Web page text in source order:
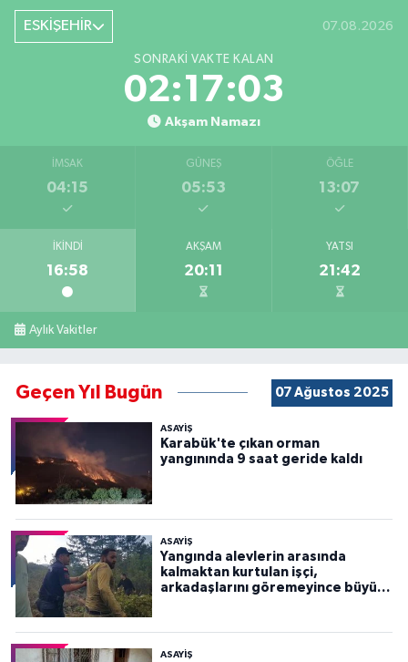
ESKİŞEHİR 07.08.2026
SONRAKI VAKTE KALAN
02:17:02
Akşam Namazı
İMSAK
04:15
GÜNEŞ
05:53
ÖĞLE
13:07
İKINDI
16:58
AKŞAM
20:11
YATSI
21:42
Aylık Vakitler
Geçen Yıl Bugün 07 Ağustos 2025
ASAYİŞ
Karabük'te çıkan orman
yangınında 9 saat geride kaldı
ASAYİŞ
Yangında alevlerin arasında
kalmaktan kurtulan işçi,
arkadaşlarını göremeyince büyük
ASAYİŞ